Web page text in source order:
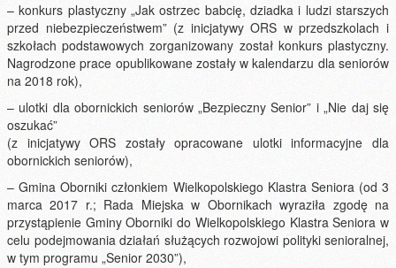
– konkurs plastyczny „Jak ostrzec babcię, dziadka i ludzi starszych
przed niebezpieczeństwem” (z inicjatywy ORS w przedszkolach i
szkołach podstawowych zorganizowany został konkurs plastyczny.
Nagrodzone prace opublikowane zostały w kalendarzu dla seniorów
na 2018 rok),
– ulotki dla obornickich seniorów „Bezpieczny Senior” i „Nie daj się
oszukać”
(z inicjatywy ORS zostały opracowane ulotki informacyjne dla
obornickich seniorów),
– Gmina Oborniki członkiem Wielkopolskiego Klastra Seniora (od 3
marca 2017 r.; Rada Miejska w Obornikach wyraziła zgodę na
przystąpienie Gminy Oborniki do Wielkopolskiego Klastra Seniora w
celu podejmowania działań służących rozwojowi polityki senioralnej,
w tym programu „Senior 2030”),